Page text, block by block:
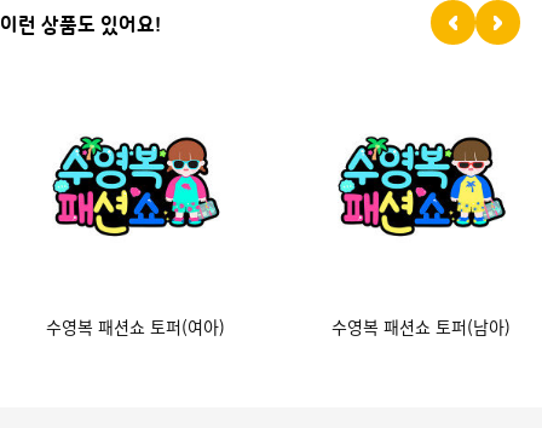
이런 상품도 있어요!
수영복 패션쇼 토퍼(여아) 수영복 패션쇼 토퍼(남아)